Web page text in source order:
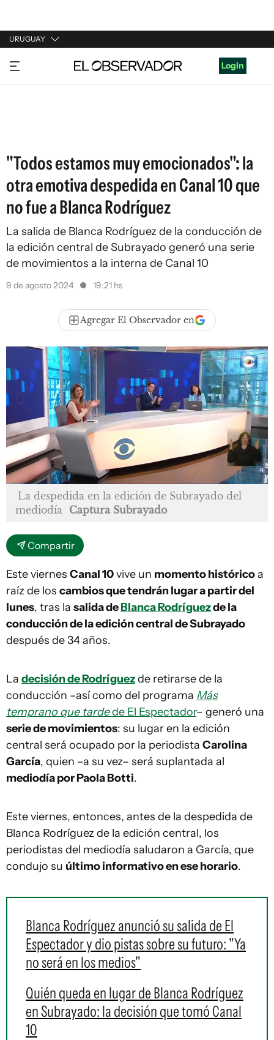
URUGUAY
URUGUAY
ARGENTINA
Login
"Todos estamos muy emocionados": la
otra emotiva despedida en Canal 10 que
no fue a Blanca Rodríguez
La salida de Blanca Rodríguez de la conducción de
la edición central de Subrayado generó una serie
de movimientos a la interna de Canal 10
9 de agosto 2024 19:21 hs
Agregar El Observador en
La despedida en la edición de Subrayado del
mediodía Captura Subrayado
Compartir
Este viernes Canal 10vive un momento históricoa
raíz de los cambios que tendrán lugar a partir del
lunes, tras la salida deBlanca Rodríguezde la
conducción de la edición central de Subrayado
después de 34 años.
La decisión de Rodríguezde retirarse de la
conducción –así como del programa Más
temprano que tardede El Espectador– generó una
serie de movimientos: su lugar en la edición
central será ocupado por la periodista Carolina
García, quien –a su vez– será suplantada al
mediodía por Paola Botti.
Este viernes, entonces, antes de la despedida de
Blanca Rodríguez de la edición central, los
periodistas del mediodía saludaron a García, que
condujo su último informativo en ese horario.
Blanca Rodríguez anunció su salida de El
Espectador y dio pistas sobre su futuro: "Ya
no será en los medios"
Quién queda en lugar de Blanca Rodríguez
en Subrayado: la decisión que tomó Canal
10